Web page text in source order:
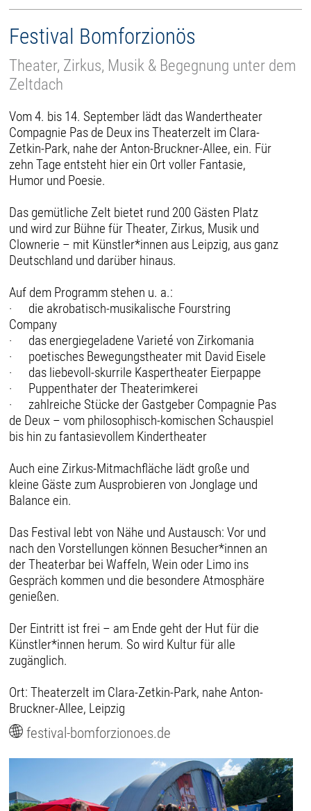
Festival Bomforzionös
Theater, Zirkus, Musik & Begegnung unter dem
Zeltdach
Vom 4. bis 14. September lädt das Wandertheater
Compagnie Pas de Deux ins Theaterzelt im Clara-
Zetkin-Park, nahe der Anton-Bruckner-Allee, ein. Für
zehn Tage entsteht hier ein Ort voller Fantasie,
Humor und Poesie.
Das gemütliche Zelt bietet rund 200 Gästen Platz
und wird zur Bühne für Theater, Zirkus, Musik und
Clownerie – mit Künstler*innen aus Leipzig, aus ganz
Deutschland und darüber hinaus.
Auf dem Programm stehen u. a.:
· die akrobatisch-musikalische Fourstring
Company
· das energiegeladene Varieté von Zirkomania
· poetisches Bewegungstheater mit David Eisele
· das liebevoll-skurrile Kaspertheater Eierpappe
· Puppenthater der Theaterimkerei
· zahlreiche Stücke der Gastgeber Compagnie Pas
de Deux – vom philosophisch-komischen Schauspiel
bis hin zu fantasievollem Kindertheater
Auch eine Zirkus-Mitmachfläche lädt große und
kleine Gäste zum Ausprobieren von Jonglage und
Balance ein.
Das Festival lebt von Nähe und Austausch: Vor und
nach den Vorstellungen können Besucher*innen an
der Theaterbar bei Waffeln, Wein oder Limo ins
Gespräch kommen und die besondere Atmosphäre
genießen.
Der Eintritt ist frei – am Ende geht der Hut für die
Künstler*innen herum. So wird Kultur für alle
zugänglich.
Ort: Theaterzelt im Clara-Zetkin-Park, nahe Anton-
Bruckner-Allee, Leipzig
festival-bomforzionoes.de